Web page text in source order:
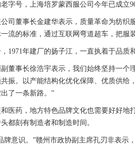
号，上海培罗蒙西服公司今年已成立
董事长金建华表示，质量革命为纺织
流的标准，通过互联网弯道超车，把服
年建厂的扬子江，一直执着于品质
事长徐浩宇表示，我们始终坚持一个
振。以产能结构化优化保障、优质供
了一条新路。”
药，地方特色品牌文化也需要好好地
都刻有制造者和制造时间。
意识。”赣州市政协副主席孔刃非表示